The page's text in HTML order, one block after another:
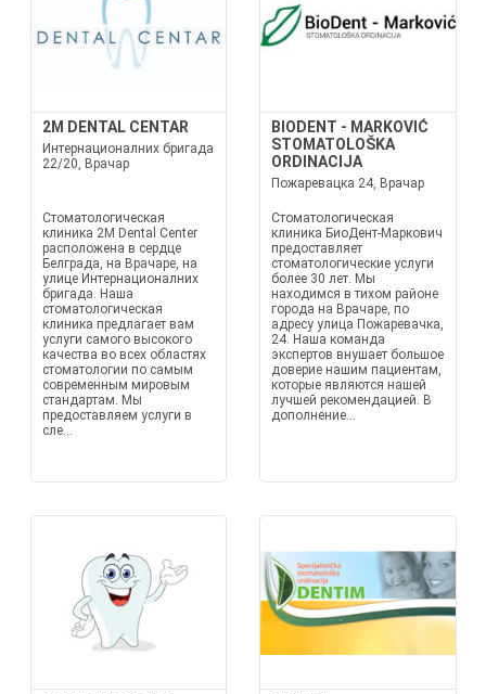
2M DENTAL CENTAR
Интернационалних бригада
22/20, Врачар
Стоматологическая
клиника 2M Dental Center
расположена в сердце
Белграда, на Врачаре, на
улице Интернационалних
бригада. Наша
стоматологическая
клиника предлагает вам
услуги самого высокого
качества во всех областях
стоматологии по самым
современным мировым
стандартам. Мы
предоставляем услуги в
сле...
BIODENT - MARKOVIĆ
STOMATOLOŠKA
ORDINACIJA
Пожаревацка 24, Врачар
Стоматологическая
клиника БиоДент-Маркович
предоставляет
стоматологические услуги
более 30 лет. Мы
находимся в тихом районе
города на Врачаре, по
адресу улица Пожаревачка,
24. Наша команда
экспертов внушает большое
доверие нашим пациентам,
которые являются нашей
лучшей рекомендацией. В
дополнение...